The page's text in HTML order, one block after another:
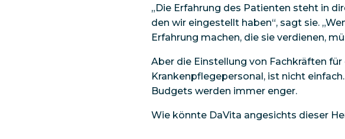
„Die Erfahrung des Patienten steht in
den wir eingestellt haben“, sagt sie.
Erfahrung machen, die sie verdienen,
Aber die Einstellung von Fachkräften
Krankenpflegepersonal, ist nicht
Budgets werden immer enger.
Wie könnte DaVita angesichts dieser